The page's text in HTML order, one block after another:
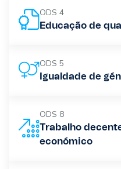
ODS 4
Educação de
ODS 5
Igualdade de
ODS 8
Trabalho
económico